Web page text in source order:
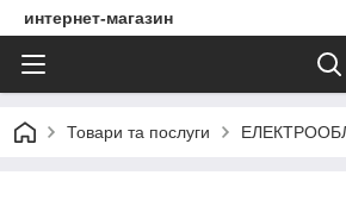
интернет-магазин
Товари та послуги